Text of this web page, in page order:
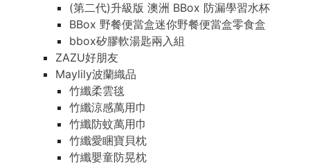
(第二代)升級版 澳洲 BBox 防漏學習水杯
BBox 野餐便當盒迷你野餐便當盒零食盒
bbox矽膠軟湯匙兩入組
ZAZU好朋友
Maylily波蘭織品
竹纖柔雲毯
竹纖涼感萬用巾
竹纖防蚊萬用巾
竹纖愛睏寶貝枕
竹纖嬰童防晃枕